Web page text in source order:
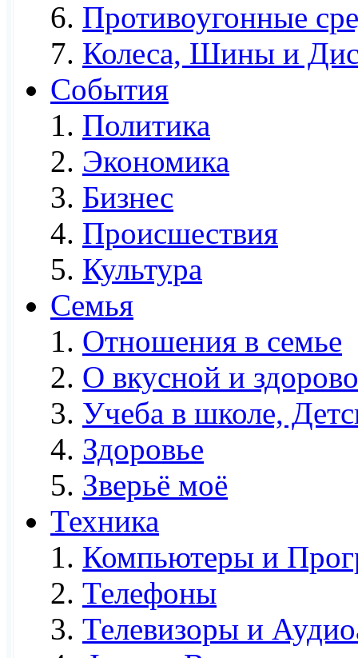
Противоугонные
Колеса, Шины и
События
Политика
Экономика
Бизнес
Происшествия
Культура
Семья
Отношения в семье
О вкусной и
Учеба в школе,
Здоровье
Зверьё моё
Техника
Компьютеры и
Телефоны
Телевизоры и